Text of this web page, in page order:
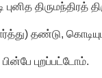
திருமந்திரத்
தண்டு,
புறப்பட்டோம்.